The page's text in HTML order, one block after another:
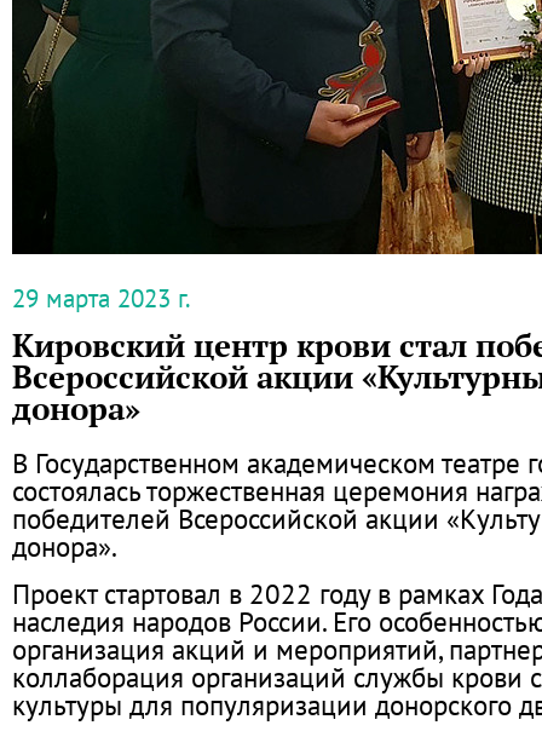
29 марта 2023 г.
Кировский центр крови стал
Всероссийской акции
донора»
В Государственном академическом театре
состоялась торжественная церемония
победителей Всероссийской акции
донора».
Проект стартовал в 2022 году в рамках
наследия народов России. Его
организация акций и мероприятий,
коллаборация организаций службы крови
культуры для популяризации донорского